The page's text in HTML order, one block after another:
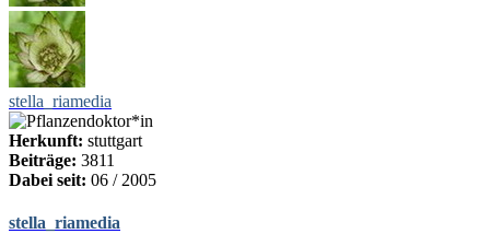
stella_riamedia
Herkunft: stuttgart
Beiträge: 3811
Dabei seit: 06 / 2005
stella_riamedia